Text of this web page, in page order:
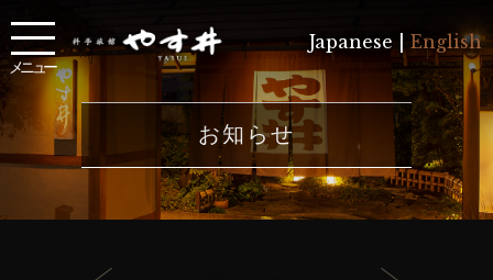
メニュー
Japanese | English
お知らせ